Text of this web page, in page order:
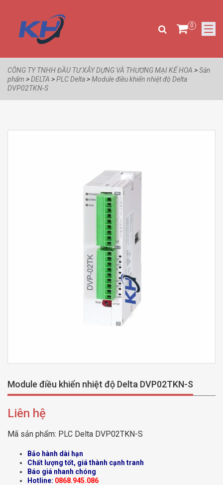
0
CÔNG TY TNHH ĐẦU TƯ XÂY DỰNG VÀ THƯƠNG MẠI KẾ HOA >Sản
phẩm >DELTA >PLC Delta>Module điều khiển nhiệt độ Delta
DVP02TKN-S
Module điều khiển nhiệt độ Delta DVP02TKN-S
Liên hệ
Mã sản phẩm: PLC Delta DVP02TKN-S
Bảo hành dài hạn
Chất lượng tốt, giá thành cạnh tranh
Báo giá nhanh chóng
Hotline: 0868.945.086